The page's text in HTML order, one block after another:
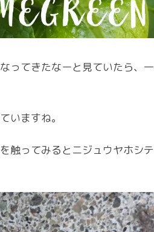
ってきたなーと見ていたら、一
いますね。
触ってみるとニジュウヤホシテ